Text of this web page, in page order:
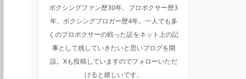
ボクシングファン歴30年。プロボクサー歴3
年。ボクシングブロガー歴4年。一人でも多
くのプロボクサーの戦った証をネット上の記
事として残していきたいと思いブログを開
設。Xも投稿していますのでフォローいただ
けると嬉しいです。